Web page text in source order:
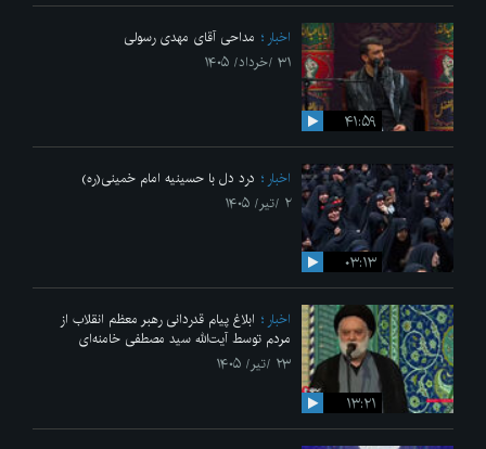
۴۱:۵۹
اخبار
مداحی آقای مهدی رسولی
۳۱ /خرداد/ ۱۴۰۵
۰۳:۱۳
اخبار
درد دل با حسینیه امام خمینی(ره)
۲ /تیر/ ۱۴۰۵
۱۳:۲۱
اخبار
ابلاغ پیام قدردانی رهبر معظم انقلاب از
مردم توسط آیت‌الله سید مصطفی خامنه‌ای
۲۳ /تیر/ ۱۴۰۵